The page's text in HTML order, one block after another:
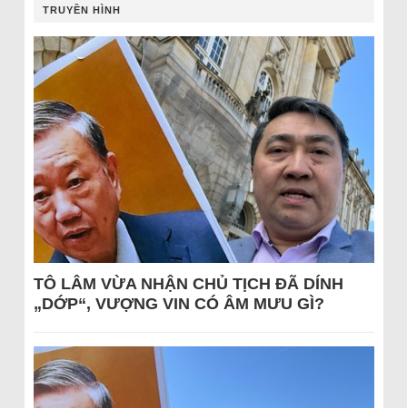
TRUYỀN HÌNH
TÔ LÂM VỪA NHẬN CHỦ TỊCH ĐÃ DÍNH
„DỚP“, VƯỢNG VIN CÓ ÂM MƯU GÌ?